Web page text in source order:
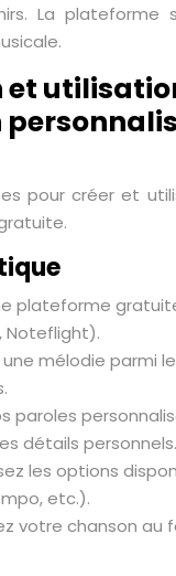
La plateforme
pour créer et
plateforme
Noteflight).
une mélodie parmi
paroles
détails personnels.
les options
etc.).
votre chanson au